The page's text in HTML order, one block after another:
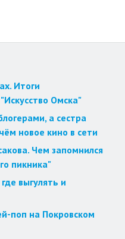
Итоги
Омска"
а сестра
новое кино в сети
Чем запомнился
пикника"
выгулять и
поп на Покровском